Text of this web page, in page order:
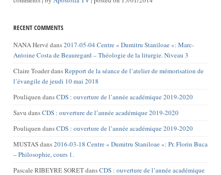
RECENT COMMENTS
NANA Hervé dans2017-05-04 Centre « Dumitru Staniloae »: Marc-
Antoine Costa de Beauregard – Théologie de la liturgie. Niveau 3
Claire ToaderdansRepport de la séance de l’atelier de mémorisation de
l’évangile de jeudi 10 mai 2018
Pouliquen dansCDS : ouverture de l’année académique 2019-2020
Savu dansCDS : ouverture de l’année académique 2019-2020
Pouliquen dansCDS : ouverture de l’année académique 2019-2020
MUSTASdans2016-03-18 Centre « Dumitru Staniloae »: Pr. Florin Buca
– Philosophie, cours 1.
Pascale RIBEYRE SORETdansCDS : ouverture de l’année académique